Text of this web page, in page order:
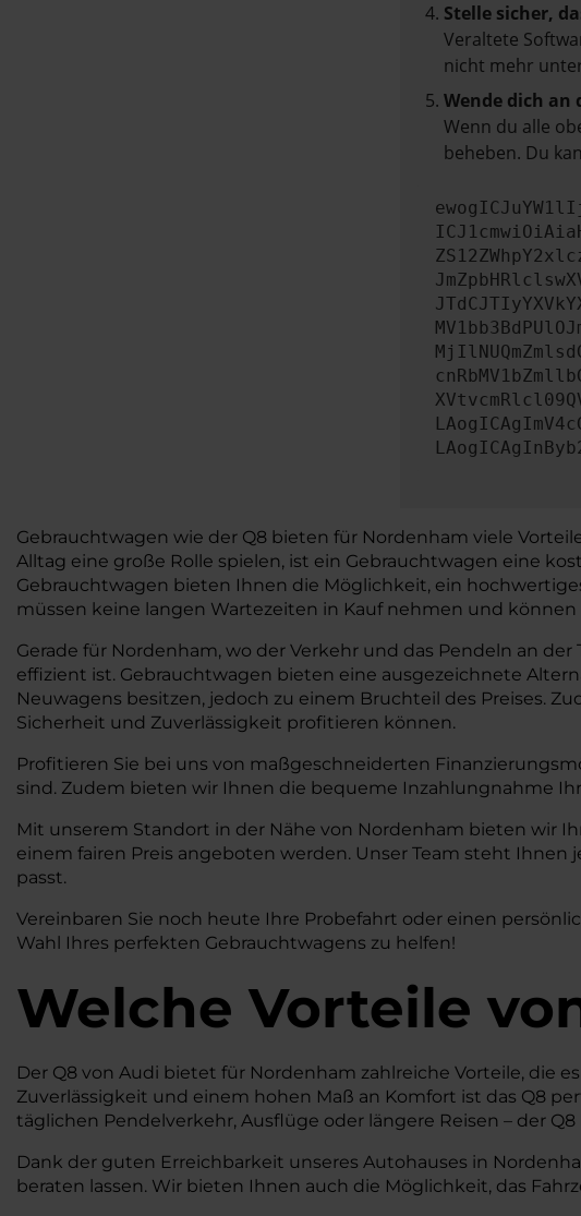
Stelle sicher,
Veraltete
nicht mehr
Wende dich an
Wenn du alle
beheben. Du
Gebrauchtwagen wie der Q8 bieten für Nordenham viele
Alltag eine große Rolle spielen, ist ein Gebrauchtwagen eine
Gebrauchtwagen bieten Ihnen die Möglichkeit, ein
müssen keine langen Wartezeiten in Kauf nehmen und
Gerade für Nordenham, wo der Verkehr und das Pendeln an
effizient ist. Gebrauchtwagen bieten eine ausgezeichnete
Neuwagens besitzen, jedoch zu einem Bruchteil des Preises.
Sicherheit und Zuverlässigkeit profitieren können.
Profitieren Sie bei uns von maßgeschneiderten
sind. Zudem bieten wir Ihnen die bequeme Inzahlungnahme
Mit unserem Standort in der Nähe von Nordenham bieten wir
einem fairen Preis angeboten werden. Unser Team steht
passt.
Vereinbaren Sie noch heute Ihre Probefahrt oder einen
Wahl Ihres perfekten Gebrauchtwagens zu helfen!
Welche Vorteile
Der Q8 von Audi bietet für Nordenham zahlreiche Vorteile, die
Zuverlässigkeit und einem hohen Maß an Komfort ist das Q8
täglichen Pendelverkehr, Ausflüge oder längere Reisen – der
Dank der guten Erreichbarkeit unseres Autohauses in
beraten lassen. Wir bieten Ihnen auch die Möglichkeit, das